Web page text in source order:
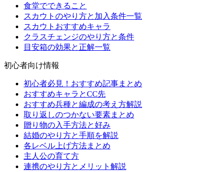
食堂でできること
スカウトのやり方と加入条件一覧
スカウトおすすめキャラ
クラスチェンジのやり方と条件
目安箱の効果と正解一覧
初心者向け情報
初心者必見！おすすめ記事まとめ
おすすめキャラとCC先
おすすめ兵種と編成の考え方解説
取り返しのつかない要素まとめ
贈り物の入手方法と好み
結婚のやり方と手順を解説
各レベル上げ方法まとめ
主人公の育て方
連携のやり方とメリット解説